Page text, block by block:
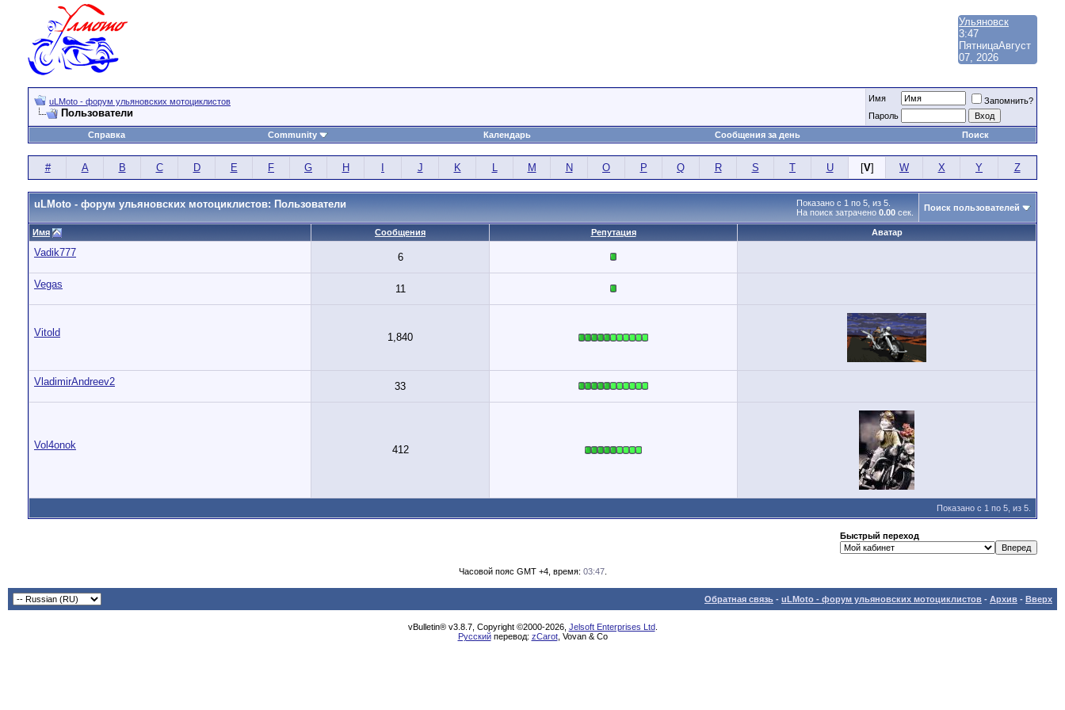
Ульяновск
3:47
ПятницаАвгуст
07, 2026
uLMoto - форум ульяновских мотоциклистов
Пользователи
Имя
Запомнить?
Пароль
Справка
Community Календарь Сообщения за день Поиск
# A B C D E F G H J K L M N O P Q R S T U [V] W X Y Z
Показано с 1 по 5, из 5.
На поиск затрачено 0.00 сек.
uLMoto - форум ульяновских мотоциклистов: Пользователи Поиск пользователей
Имя Сообщения Репутация Аватар
Vadik777 6
Vegas 11
Vitold 1,840
VladimirAndreev2 33
Vol4onok 412
Показано с 1 по 5, из 5.
Быстрый переход
Часовой пояс GMT +4, время: 03:47.
Обратная связь - uLMoto - форум ульяновских мотоциклистов - Архив - Вверх
vBulletin® v3.8.7, Copyright ©2000-2026, Jelsoft Enterprises Ltd.
Русскийперевод: zCarot, Vovan & Co